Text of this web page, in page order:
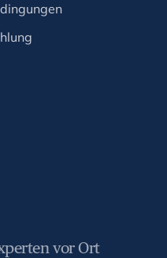
vor Ort